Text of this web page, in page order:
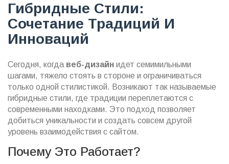
Гибридные Стили:
Сочетание Традиций И
Инноваций
Сегодня, когда веб-дизайн идет семимильными
шагами, тяжело стоять в стороне и ограничиваться
только одной стилистикой. Возникают так называемые
гибридные стили, где традиции переплетаются с
современными находками. Это подход позволяет
добиться уникальности и создать совсем другой
уровень взаимодействия с сайтом.
Почему Это Работает?